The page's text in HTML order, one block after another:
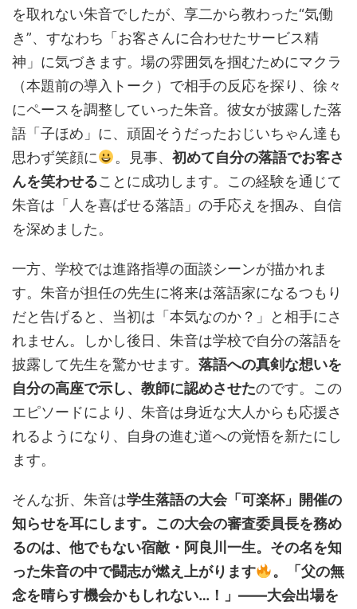
を取れない朱音でしたが、享二から教わった“気働
き”、すなわち「お客さんに合わせたサービス精
神」に気づきます。場の雰囲気を掴むためにマクラ
（本題前の導入トーク）で相手の反応を探り、徐々
にペースを調整していった朱音。彼女が披露した落
語「子ほめ」に、頑固そうだったおじいちゃん達も
思わず笑顔に
。見事、 初めて自分の落語でお客さ
んを笑わせることに成功します。この経験を通じて
朱音は「人を喜ばせる落語」の手応えを掴み、自信
を深めました。
一方、学校では進路指導の面談シーンが描かれま
す。朱音が担任の先生に将来は落語家になるつもり
だと告げると、当初は「本気なのか？」と相手にさ
れません。しかし後日、朱音は学校で自分の落語を
披露して先生を驚かせます。 落語への真剣な想いを
自分の高座で示し、教師に認めさせたのです。この
エピソードにより、朱音は身近な大人からも応援さ
れるようになり、自身の進む道への覚悟を新たにし
ます。
そんな折、朱音は学生落語の大会「可楽杯」開催の
知らせを耳にします。この大会の審査委員長を務め
るのは、他でもない宿敵・阿良川一生。その名を知
った朱音の中で闘志が燃え上がります
。「父の無
念を晴らす機会かもしれない…！」――大会出場を